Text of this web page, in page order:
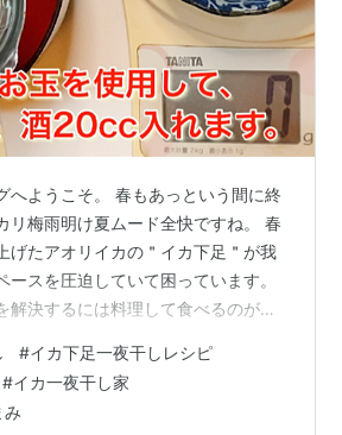
へようこそ。 春もあっという間に終
リ梅雨明け夏ムード全快ですね。 春
げたアオリイカの＂イカ下足＂が我
ースを圧迫していて困っています。
解決するには料理して食べるのが一
焼き！」について、ご紹介させてい
釣りお料理チャンネル＂という
をこの度開設いたしましたので、そ
#イカ下足一夜干しレシピ
#イカ一夜干し家
み